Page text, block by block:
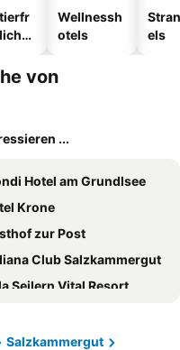
Wellnessh
otels
els
von
...
Hotel am Grundlsee
Krone
zur Post
Club Salzkammergut
Seilern Vital Resort
Goldenes Schiff
Salzkammergut